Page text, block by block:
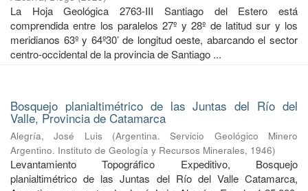
La Hoja Geológica 2763-III Santiago del Estero está
comprendida entre los paralelos 27º y 28º de latitud sur y los
meridianos 63º y 64º30’ de longitud oeste, abarcando el sector
centro-occidental de la provincia de Santiago ...
Bosquejo planialtimétrico de las Juntas del Río del
Valle, Provincia de Catamarca
Alegría, José Luis (Argentina. Servicio Geológico Minero
Argentino. Instituto de Geología y Recursos Minerales, 1946)
Levantamiento Topográfico Expeditivo, Bosquejo
planialtimétrico de las Juntas del Río del Valle Catamarca,